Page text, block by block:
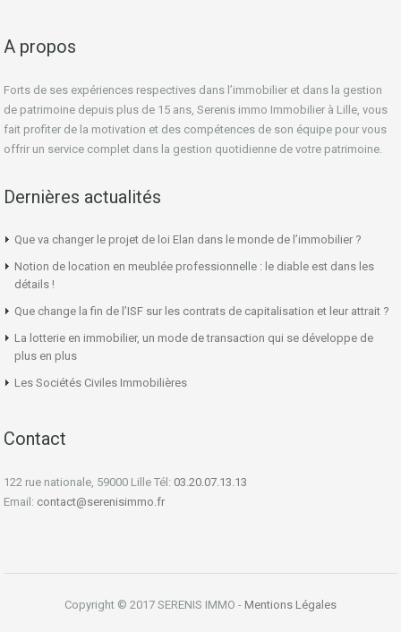
A propos
Forts de ses expériences respectives dans l’immobilier et dans la gestion
de patrimoine depuis plus de 15 ans, Serenis immo Immobilier à Lille, vous
fait profiter de la motivation et des compétences de son équipe pour vous
offrir un service complet dans la gestion quotidienne de votre patrimoine.
Dernières actualités
Que va changer le projet de loi Elan dans le monde de l’immobilier ?
Notion de location en meublée professionnelle : le diable est dans les
détails !
Que change la fin de l’ISF sur les contrats de capitalisation et leur attrait ?
La lotterie en immobilier, un mode de transaction qui se développe de
plus en plus
Les Sociétés Civiles Immobilières
Contact
122 rue nationale, 59000 Lille Tél: 03.20.07.13.13
Email: contact@serenisimmo.fr
Copyright © 2017 SERENIS IMMO - Mentions Légales